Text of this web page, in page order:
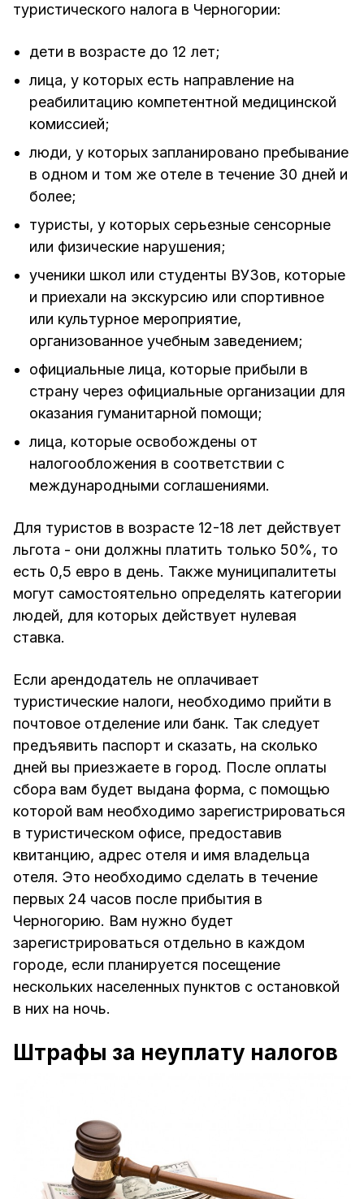
туристического налога в Черногории:
дети в возрасте до 12 лет;
лица, у которых есть направление на
реабилитацию компетентной медицинской
комиссией;
люди, у которых запланировано пребывание
в одном и том же отеле в течение 30 дней и
более;
туристы, у которых серьезные сенсорные
или физические нарушения;
ученики школ или студенты ВУЗов, которые
и приехали на экскурсию или спортивное
или культурное мероприятие,
организованное учебным заведением;
официальные лица, которые прибыли в
страну через официальные организации для
оказания гуманитарной помощи;
лица, которые освобождены от
налогообложения в соответствии с
международными соглашениями.
Для туристов в возрасте 12-18 лет действует
льгота - они должны платить только 50%, то
есть 0,5 евро в день. Также муниципалитеты
могут самостоятельно определять категории
людей, для которых действует нулевая
ставка.
Если арендодатель не оплачивает
туристические налоги, необходимо прийти в
почтовое отделение или банк. Так следует
предъявить паспорт и сказать, на сколько
дней вы приезжаете в город. После оплаты
сбора вам будет выдана форма, с помощью
которой вам необходимо зарегистрироваться
в туристическом офисе, предоставив
квитанцию, адрес отеля и имя владельца
отеля. Это необходимо сделать в течение
первых 24 часов после прибытия в
Черногорию. Вам нужно будет
зарегистрироваться отдельно в каждом
городе, если планируется посещение
нескольких населенных пунктов с остановкой
в них на ночь.
Штрафы за неуплату налогов